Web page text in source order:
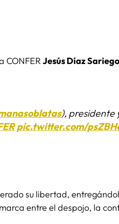
CONFERJesús Díaz
), presidente
pic.twitter.com/
su libertad,
entre el despojo, la